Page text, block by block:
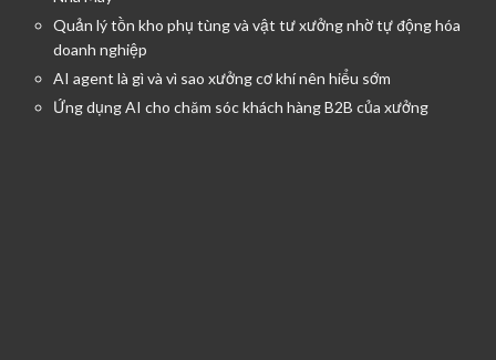
Quản lý tồn kho phụ tùng và vật tư xưởng nhờ tự động hóa
doanh nghiệp
AI agent là gì và vì sao xưởng cơ khí nên hiểu sớm
Ứng dụng AI cho chăm sóc khách hàng B2B của xưởng